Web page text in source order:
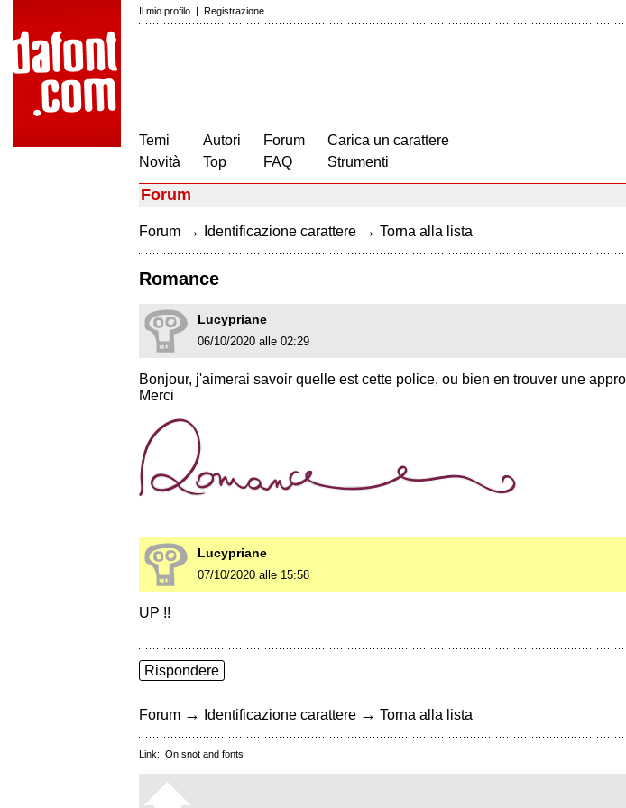
Il mio profilo | Registrazione
Temi
Novità
Autori
Top
Forum
FAQ
Carica un carattere
Strumenti
Forum
Forum → Identificazione carattere → Torna alla lista
Romance
Lucypriane
06/10/2020 alle 02:29
Bonjour, j'aimerai savoir quelle est cette police, ou bien en trouver une
Merci
Lucypriane
07/10/2020 alle 15:58
UP !!
Rispondere
Forum → Identificazione carattere → Torna alla lista
Link: On snot and fonts